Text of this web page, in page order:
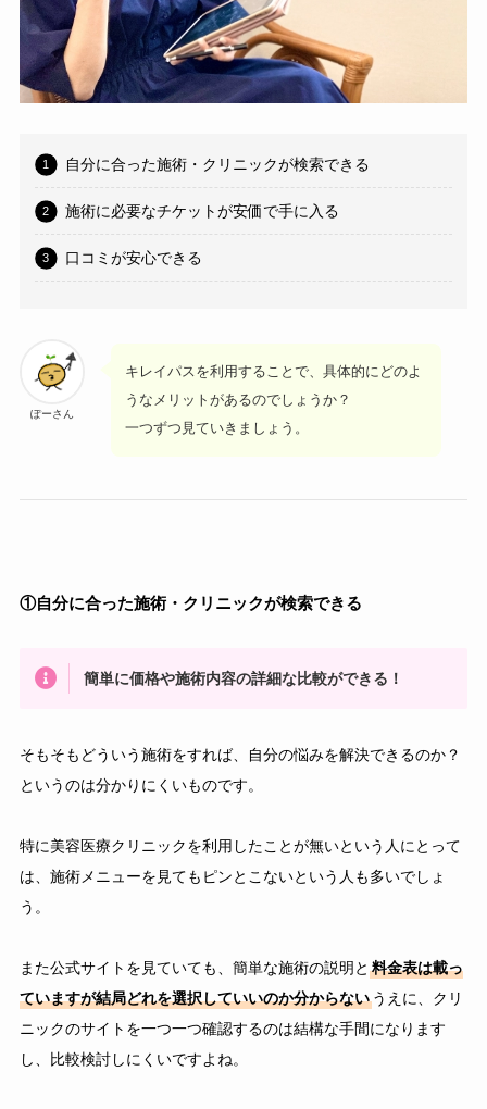
自分に合った施術・クリニックが検索できる
施術に必要なチケットが安価で手に入る
口コミが安心できる
ぽーさん
キレイパスを利用することで、具体的にどのよ
うなメリットがあるのでしょうか？
一つずつ見ていきましょう。
①自分に合った施術・クリニックが検索できる
簡単に価格や施術内容の詳細な比較ができる！
そもそもどういう施術をすれば、自分の悩みを解決できるのか？
というのは分かりにくいものです。
特に美容医療クリニックを利用したことが無いという人にとって
は、施術メニューを見てもピンとこないという人も多いでしょ
う。
また公式サイトを見ていても、簡単な施術の説明と 料金表は載っ
ていますが結局どれを選択していいのか分からないうえに、クリ
ニックのサイトを一つ一つ確認するのは結構な手間になります
し、比較検討しにくいですよね。